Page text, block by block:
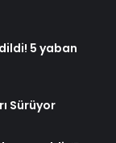
5 yaban
Sürüyor